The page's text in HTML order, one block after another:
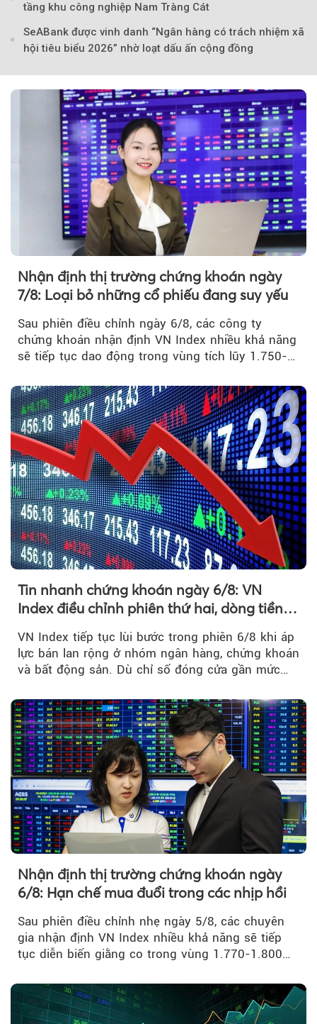
tầng khu công nghiệp Nam Tràng Cát
SeABank được vinh danh “Ngân hàng có trách nhiệm xã
hội tiêu biểu 2026” nhờ loạt dấu ấn cộng đồng
Nhận định thị trường chứng khoán ngày
7/8: Loại bỏ những cổ phiếu đang suy yếu
Sau phiên điều chỉnh ngày 6/8, các công ty
chứng khoán nhận định VN Index nhiều khả năng
sẽ tiếp tục dao động trong vùng tích lũy 1.750-
Tin nhanh chứng khoán ngày 6/8: VN
Index điều chỉnh phiên thứ hai, dòng tiền
VN Index tiếp tục lùi bước trong phiên 6/8 khi áp
lực bán lan rộng ở nhóm ngân hàng, chứng khoán
và bất động sản. Dù chỉ số đóng cửa gần mức
Nhận định thị trường chứng khoán ngày
6/8: Hạn chế mua đuổi trong các nhịp hồi
Sau phiên điều chỉnh nhẹ ngày 5/8, các chuyên
gia nhận định VN Index nhiều khả năng sẽ tiếp
tục diễn biến giằng co trong vùng 1.770-1.800